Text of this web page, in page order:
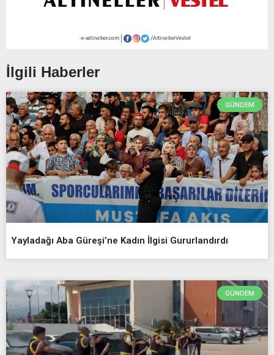
İlgili Haberler
GÜNDEM
Yayladağı Aba Güreşi’ne Kadın İlgisi Gururlandırdı
GÜNDEM